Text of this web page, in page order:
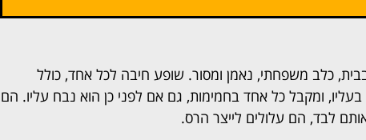
כלב משפחתי, נאמן ומסור. שופע חיבה לכל אחד, כולל
ומקבל כל אחד בחמימות, גם אם לפני כן הוא נבח עליו. הם
לבד, הם עלולים לייצר הרס.